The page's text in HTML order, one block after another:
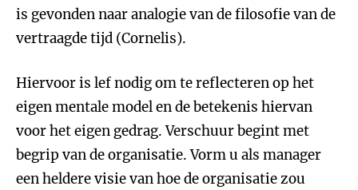
is gevonden naar analogie van de filosofie van de
vertraagde tijd (Cornelis).
Hiervoor is lef nodig om te reflecteren op het
eigen mentale model en de betekenis hiervan
voor het eigen gedrag. Verschuur begint met
begrip van de organisatie. Vorm u als manager
een heldere visie van hoe de organisatie zou